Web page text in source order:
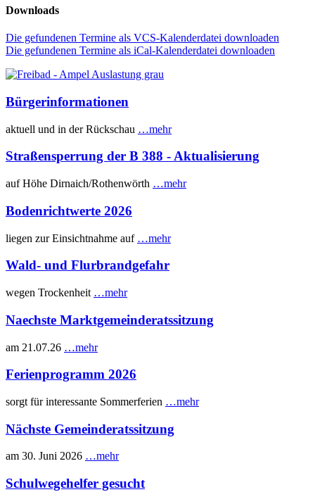
Downloads
Die gefundenen Termine als VCS-Kalenderdatei downloaden
Die gefundenen Termine als iCal-Kalenderdatei downloaden
Bürgerinformationen
aktuell und in der Rückschau …mehr
Straßensperrung der B 388 - Aktualisierung
auf Höhe Dirnaich/Rothenwörth …mehr
Bodenrichtwerte 2026
liegen zur Einsichtnahme auf …mehr
Wald- und Flurbrandgefahr
wegen Trockenheit …mehr
Naechste Marktgemeinderatssitzung
am 21.07.26 …mehr
Ferienprogramm 2026
sorgt für interessante Sommerferien …mehr
Nächste Gemeinderatssitzung
am 30. Juni 2026 …mehr
Schulwegehelfer gesucht